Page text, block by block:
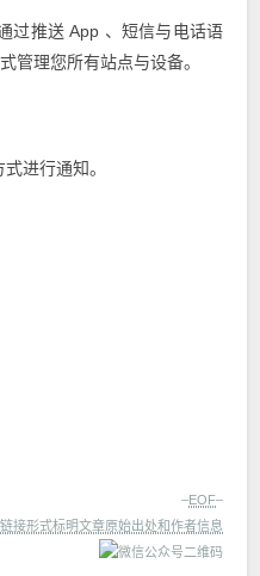
过推送 App 、短信与电话语
管理您所有站点与设备。
进行通知。
–EOF–
接形式标明文章原始出处和作者信息